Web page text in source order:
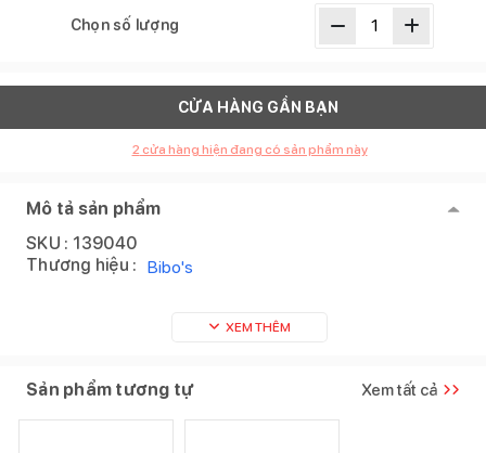
Chọn số lượng
CỬA HÀNG GẦN BẠN
2 cửa hàng hiện đang có sản phẩm này
Mô tả sản phẩm
SKU : 139040
Thương hiệu : Bibo's
XEM THÊM
Sản phẩm tương tự Xem tất cả